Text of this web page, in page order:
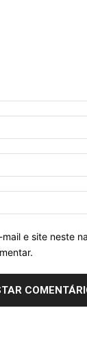
e site neste